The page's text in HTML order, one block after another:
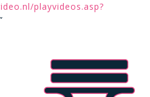
playvideos.asp?
”